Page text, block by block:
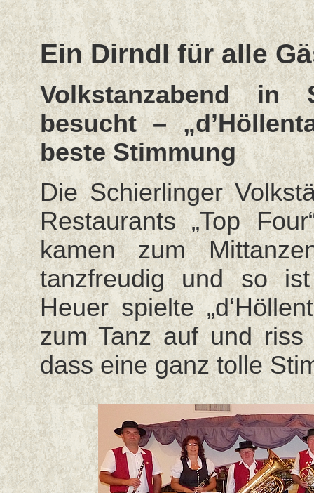
Ein Dirndl für alle
Volkstanzabend
besucht –
beste Stimmung
Die Schierlinger
Restaurants „Top
kamen zum
tanzfreudig und so
Heuer spielte
zum Tanz auf und
dass eine ganz tolle